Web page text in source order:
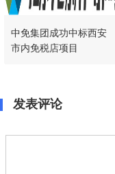
中免集团成功中标西安
市内免税店项目
发表评论